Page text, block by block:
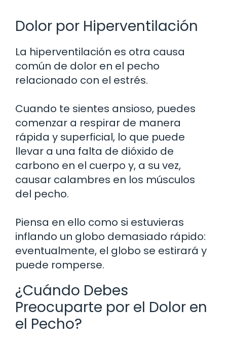
Dolor por Hiperventilación
La hiperventilación es otra causa
común de dolor en el pecho
relacionado con el estrés.
Cuando te sientes ansioso, puedes
comenzar a respirar de manera
rápida y superficial, lo que puede
llevar a una falta de dióxido de
carbono en el cuerpo y, a su vez,
causar calambres en los músculos
del pecho.
Piensa en ello como si estuvieras
inflando un globo demasiado rápido:
eventualmente, el globo se estirará y
puede romperse.
¿Cuándo Debes
Preocuparte por el Dolor en
el Pecho?